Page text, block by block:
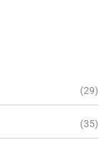
(29)
(35)